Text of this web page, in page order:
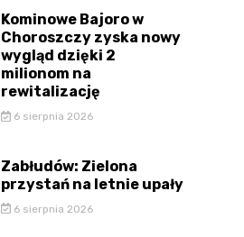
Kominowe Bajoro w
Choroszczy zyska nowy
wygląd dzięki 2
milionom na
rewitalizację
6 sierpnia 2026
Zabłudów: Zielona
przystań na letnie upały
6 sierpnia 2026